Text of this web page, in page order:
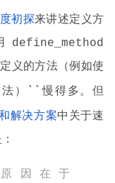
初探来讲述定义方
define_method
义的方法（例如使
）``慢得多 。但
解决方案中关于速
因在于